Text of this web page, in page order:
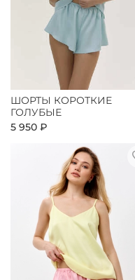
ШОРТЫ КОРОТКИЕ
ГОЛУБЫЕ
5 950 ₽